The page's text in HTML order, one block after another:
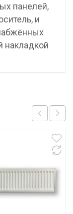
панелей,
и
накладкой